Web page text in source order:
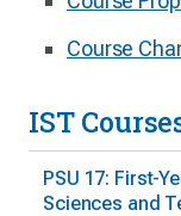
Course
IST
PSU 17: First-
Sciences and